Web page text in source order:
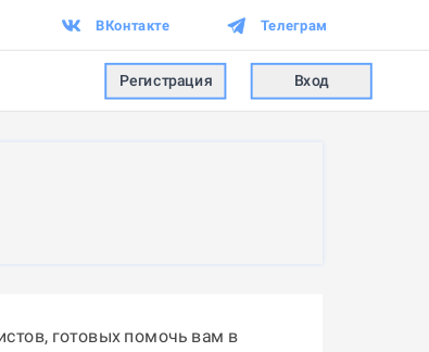
ВКонтакте Телеграм
Регистрация Вход
готовых помочь вам в